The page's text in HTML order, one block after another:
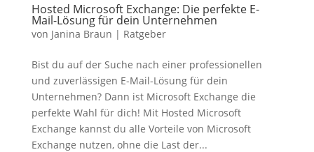
Hosted Microsoft Exchange: Die perfekte E-
Mail-Lösung für dein Unternehmen
von Janina Braun | Ratgeber
Bist du auf der Suche nach einer professionellen
und zuverlässigen E-Mail-Lösung für dein
Unternehmen? Dann ist Microsoft Exchange die
perfekte Wahl für dich! Mit Hosted Microsoft
Exchange kannst du alle Vorteile von Microsoft
Exchange nutzen, ohne die Last der...